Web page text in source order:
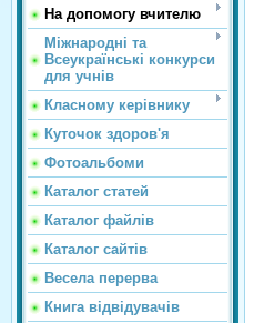
На допомогу вчителю
Міжнародні та
Всеукраїнські конкурси
для учнів
Класному керівнику
Куточок здоров'я
Фотоальбоми
Каталог статей
Каталог файлів
Каталог сайтiв
Весела перерва
Книга відвідувачів